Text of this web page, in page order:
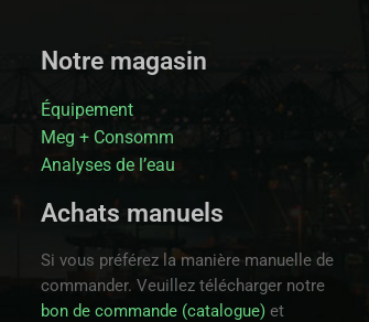
Notre magasin
Équipement
Meg + Consomm
Analyses de l’eau
Achats manuels
Si vous préférez la manière manuelle de
commander. Veuillez télécharger notre
bon de commande (catalogue) et